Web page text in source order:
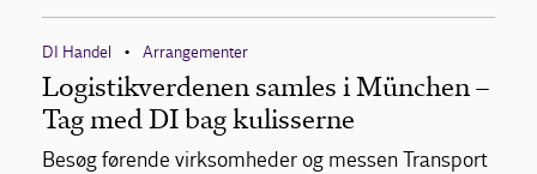
DI Handel • Arrangementer
Logistikverdenen samles i München –
Tag med DI bag kulisserne
Besøg førende virksomheder og messen Transport